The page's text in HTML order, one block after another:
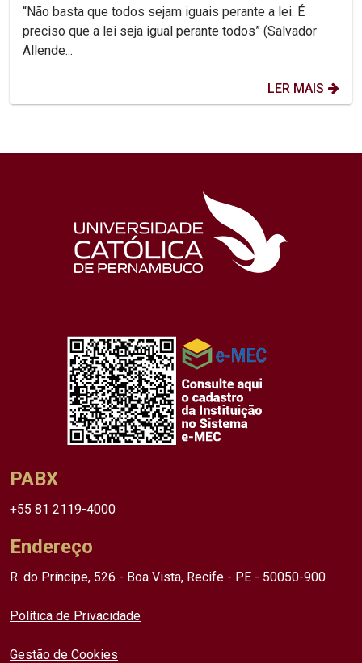
“Não basta que todos sejam iguais perante a lei. É
preciso que a lei seja igual perante todos” (Salvador
Allende...
LER MAIS
PABX
+55 81 2119-4000
Endereço
R. do Príncipe, 526 - Boa Vista, Recife - PE - 50050-900
Política de Privacidade
Gestão de Cookies